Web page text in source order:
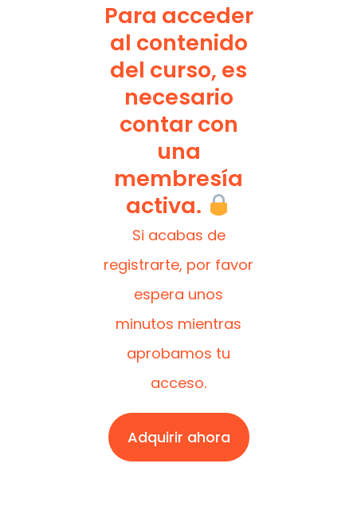
Para acceder
al contenido
del curso, es
necesario
contar con
una
membresía
activa.
Si acabas de
registrarte, por favor
espera unos
minutos mientras
aprobamos tu
acceso.
Adquirir ahora